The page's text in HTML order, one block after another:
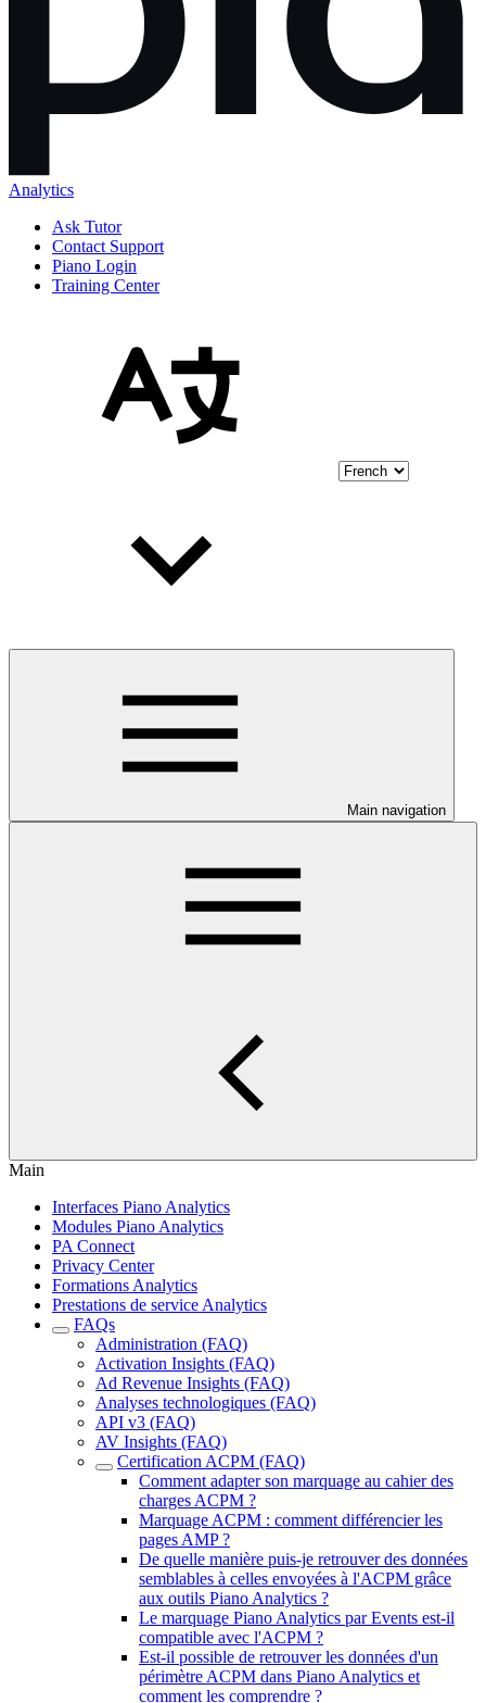
Analytics
Ask Tutor
Contact Support
Piano Login
Training Center
Main navigation
Main
Interfaces Piano Analytics
Modules Piano Analytics
PA Connect
Privacy Center
Formations Analytics
Prestations de service Analytics
FAQs
Administration (FAQ)
Activation Insights (FAQ)
Ad Revenue Insights (FAQ)
Analyses technologiques (FAQ)
API v3 (FAQ)
AV Insights (FAQ)
Certification ACPM (FAQ)
Comment adapter son marquage au cahier des
charges ACPM ?
Marquage ACPM : comment différencier les
pages AMP ?
De quelle manière puis-je retrouver des données
semblables à celles envoyées à l'ACPM grâce
aux outils Piano Analytics ?
Le marquage Piano Analytics par Events est-il
compatible avec l'ACPM ?
Est-il possible de retrouver les données d'un
périmètre ACPM dans Piano Analytics et
comment les comprendre ?